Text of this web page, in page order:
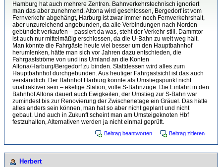
Hamburg hat auch mehrere Zentren. Bahnverkehrstechnisch ignoriert
man das aber zunehmend. Altona wird geschlossen, Bergedorf ist vom
Fernverkehr abgehängt, Harburg ist zwar immer noch Fernverkehrshalt,
aber unzureichend angebunden, da alle Verbindungen nach Norden
gebündelt verkaufen – passiert da was, steht der Verkehr still. Dammtor
ist auch nur mittelmäßig erschlossen, da die U-Bahn zu weit weg hält.
Man könnte die Fahrgäste heute viel besser um den Hauptbahnhof
herumlenken, hätte man sich vor Jahren dazu entschieden, die
Fahrgastströme von und ins Umland an die Konten
Altona/Harburg/Bergedorf zu binden. Stattdessen wird alles zum
Hauptbahnhof durchgebunden. Aus heutiger Fahrgastsicht ist das auch
verständlich. Der Bahnhof Harburg könnte als Umstiegspunkt nicht
unattraktiver sein – ekelige Station, volle S-Bahnzüge. Die Einfahrt in den
Bahnhof Altona dauert auch Ewigkeiten, der Umstieg zur S-Bahn war
zumindest bis zur Renovierung der Zwischenetage ein Gräuel. Das hätte
alles anders sein können, man hat so aber nicht geplant und nicht
gebaut. Und auch in Zukunft scheint man am Umsteigeknoten Hbf
festzuhalten, Alternativen werden ja nicht einmal geprüft.
Beitrag beantworten Beitrag zitieren
Herbert